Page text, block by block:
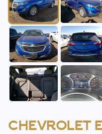
CHEVROLET